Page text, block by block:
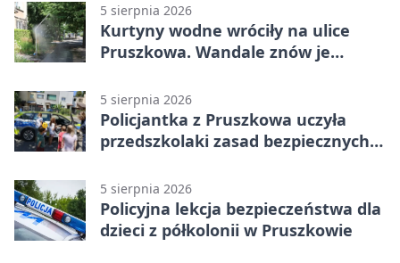
5 sierpnia 2026
Kurtyny wodne wróciły na ulice
Pruszkowa. Wandale znów je
5 sierpnia 2026
Policjantka z Pruszkowa uczyła
przedszkolaki zasad bezpiecznych
5 sierpnia 2026
Policyjna lekcja bezpieczeństwa dla
dzieci z półkolonii w Pruszkowie